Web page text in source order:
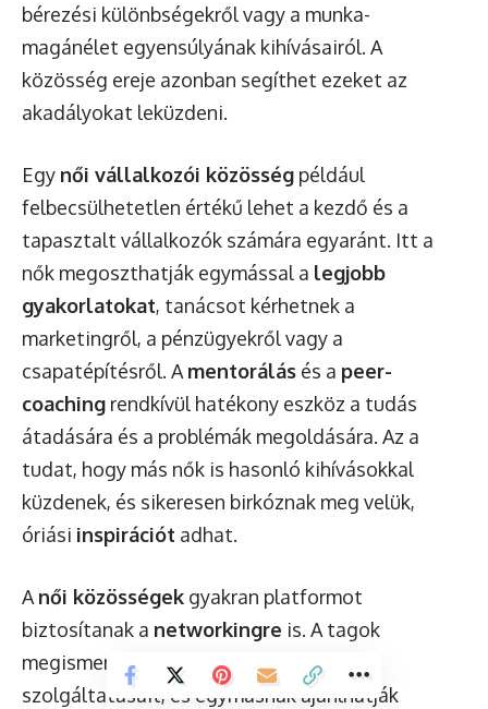
bérezési különbségekről vagy a munka-
magánélet egyensúlyának kihívásairól. A
közösség ereje azonban segíthet ezeket az
akadályokat leküzdeni.
Egy női vállalkozói közösség például
felbecsülhetetlen értékű lehet a kezdő és a
tapasztalt vállalkozók számára egyaránt. Itt a
nők megoszthatják egymással a legjobb
gyakorlatokat, tanácsot kérhetnek a
marketingről, a pénzügyekről vagy a
csapatépítésről. A mentorálás és a peer-
coaching rendkívül hatékony eszköz a tudás
átadására és a problémák megoldására. Az a
tudat, hogy más nők is hasonló kihívásokkal
küzdenek, és sikeresen birkóznak meg velük,
óriási inspirációt adhat.
A női közösségek gyakran platformot
biztosítanak a networkingre is. A tagok
megismerhetik egymás termékeit és
szolgáltatásait, és egymásnak ajánlhatják